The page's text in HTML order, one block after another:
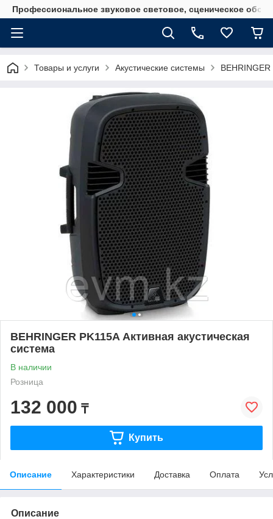
Профессиональное звуковое световое, сценическое
Товары и услуги Акустические системы BEHRINGER
BEHRINGER PK115A Активная акустическая
система
В наличии
Розница
132 000 ₸
Купить
Описание Характеристики Доставка Оплата
Описание